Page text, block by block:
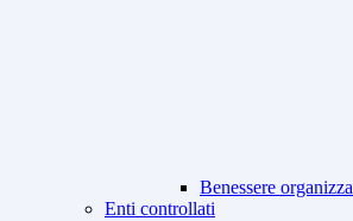
Benessere
Enti controllati